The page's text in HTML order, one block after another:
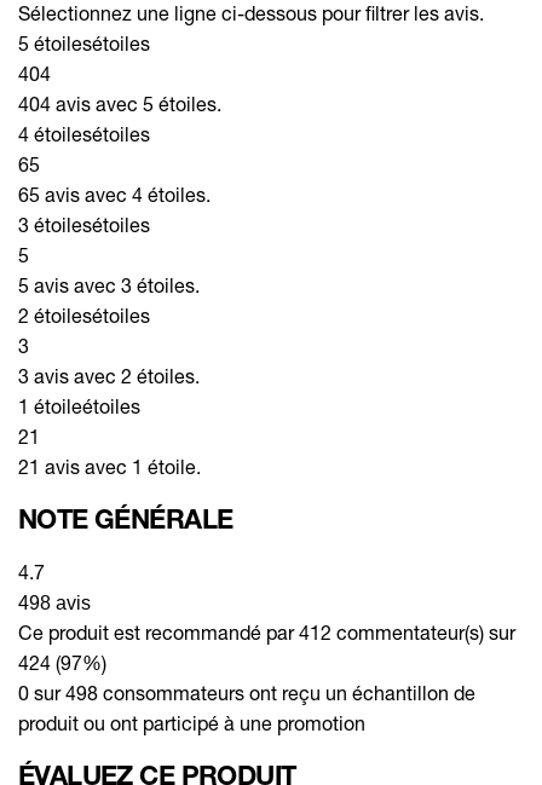
Sélectionnez une ligne ci-dessous pour filtrer les avis.
5 étoilesétoiles
404
404 avis avec 5 étoiles.
4 étoilesétoiles
65
65 avis avec 4 étoiles.
3 étoilesétoiles
5
5 avis avec 3 étoiles.
2 étoilesétoiles
3
3 avis avec 2 étoiles.
1 étoileétoiles
21
21 avis avec 1 étoile.
NOTE GÉNÉRALE
4.7
498 avis
Ce produit est recommandé par 412 commentateur(s) sur
424 (97%)
0 sur 498 consommateurs ont reçu un échantillon de
produit ou ont participé à une promotion
ÉVALUEZ CE PRODUIT